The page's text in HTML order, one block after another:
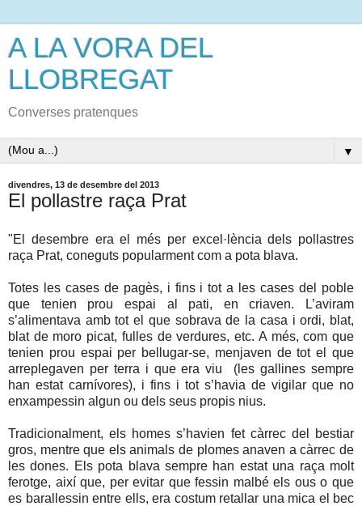
A LA VORA DEL
LLOBREGAT
Converses pratenques
▼
divendres, 13 de desembre del 2013
El pollastre raça Prat
"El desembre era el més per excel·lència dels pollastres
raça Prat, coneguts popularment com a pota blava.
Totes les cases de pagès, i fins i tot a les cases del poble
que tenien prou espai al pati, en criaven. L’aviram
s’alimentava amb tot el que sobrava de la casa i ordi, blat,
blat de moro picat, fulles de verdures, etc. A més, com que
tenien prou espai per bellugar-se, menjaven de tot el que
arreplegaven per terra i que era viu (les gallines sempre
han estat carnívores), i fins i tot s’havia de vigilar que no
enxampessin algun ou dels seus propis nius.
Tradicionalment, els homes s’havien fet càrrec del bestiar
gros, mentre que els animals de plomes anaven a càrrec de
les dones. Els pota blava sempre han estat una raça molt
ferotge, així que, per evitar que fessin malbé els ous o que
es barallessin entre ells, era costum retallar una mica el bec